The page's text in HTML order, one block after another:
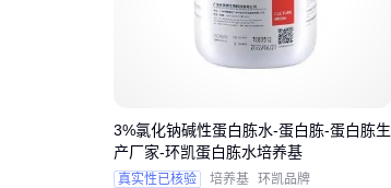
3%氯化钠碱性蛋白胨水-蛋白胨-蛋白胨生
产厂家-环凯蛋白胨水培养基
真实性已核验 培养基 环凯品牌